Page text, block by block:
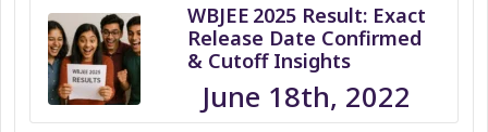
WBJEE 2025 Result: Exact
Release Date Confirmed
& Cutoff Insights
June 18th, 2022